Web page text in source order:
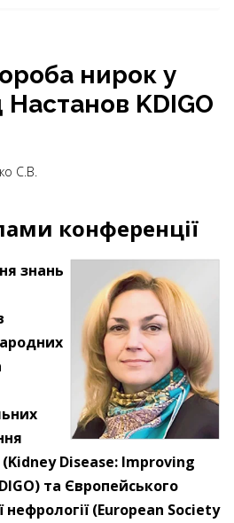
нирок у
Настанов KDIGO
С.В.
конференції
знань
Disease: Improving
та Європейського
(European Society